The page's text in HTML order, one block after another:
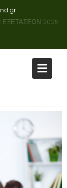
2023-2024